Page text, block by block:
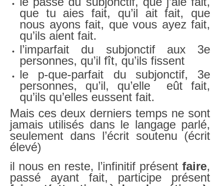
que tu aies fait, qu’il ait fait, que
nous ayons fait, que vous ayez fait,
qu’ils aient fait.
l’imparfait du subjonctif aux 3e
personnes, qu’il fît, qu’ils fissent
le p-que-parfait du subjonctif, 3e
personnes, qu’il, qu’elle eût fait,
qu’ils qu’elles eussent fait.
Mais ces deux derniers temps ne sont
jamais utilisés dans le langage parlé,
seulement dans l’écrit soutenu (écrit
élevé)
il nous en reste, l’infinitif présent faire,
passé ayant fait, participe présent